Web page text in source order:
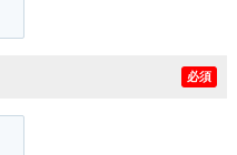
必須